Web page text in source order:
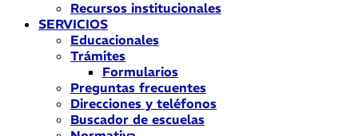
Recursos institucionales
SERVICIOS
Educacionales
Trámites
Formularios
Preguntas frecuentes
Direcciones y teléfonos
Buscador de escuelas